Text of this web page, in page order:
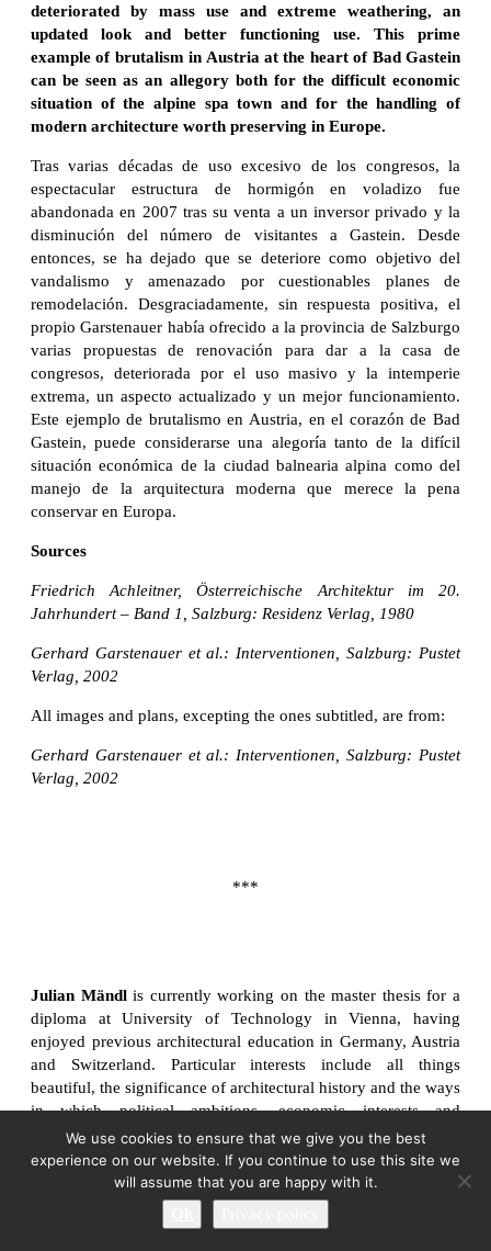
deteriorated by mass use and extreme weathering, an
updated look and better functioning use. This prime
example of brutalism in Austria at the heart of Bad Gastein
can be seen as an allegory both for the difficult economic
situation of the alpine spa town and for the handling of
modern architecture worth preserving in Europe.
Tras varias décadas de uso excesivo de los congresos, la
espectacular estructura de hormigón en voladizo fue
abandonada en 2007 tras su venta a un inversor privado y la
disminución del número de visitantes a Gastein. Desde
entonces, se ha dejado que se deteriore como objetivo del
vandalismo y amenazado por cuestionables planes de
remodelación. Desgraciadamente, sin respuesta positiva, el
propio Garstenauer había ofrecido a la provincia de Salzburgo
varias propuestas de renovación para dar a la casa de
congresos, deteriorada por el uso masivo y la intemperie
extrema, un aspecto actualizado y un mejor funcionamiento.
Este ejemplo de brutalismo en Austria, en el corazón de Bad
Gastein, puede considerarse una alegoría tanto de la difícil
situación económica de la ciudad balnearia alpina como del
manejo de la arquitectura moderna que merece la pena
conservar en Europa.
Sources
Friedrich Achleitner, Österreichische Architektur im 20.
Jahrhundert – Band 1, Salzburg: Residenz Verlag, 1980
Gerhard Garstenauer et al.: Interventionen, Salzburg: Pustet
Verlag, 2002
All images and plans, excepting the ones subtitled, are from:
Gerhard Garstenauer et al.: Interventionen, Salzburg: Pustet
Verlag, 2002
***
Julian Mändlis currently working on the master thesis for a
diploma at University of Technology in Vienna, having
enjoyed previous architectural education in Germany, Austria
and Switzerland. Particular interests include all things
beautiful, the significance of architectural history and the ways
in which political ambitions, economic interests and
institutional structures shape the aesthetics of the ubiquitous
built environment.
We use cookies to ensure that we give you the best
experience on our website. If you continue to use this site we
will assume that you are happy with it.